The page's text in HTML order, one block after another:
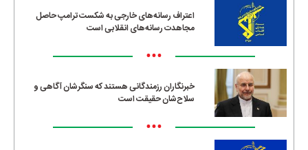
اعتراف رسانه‌های خارجی به شکست ترامپ حاصل
مجاهدت رسانه‌های انقلابی است
•••
خبرنگاران رزمندگانی هستند که سنگرشان آگاهی و
سلاح‌شان حقیقت است
•••